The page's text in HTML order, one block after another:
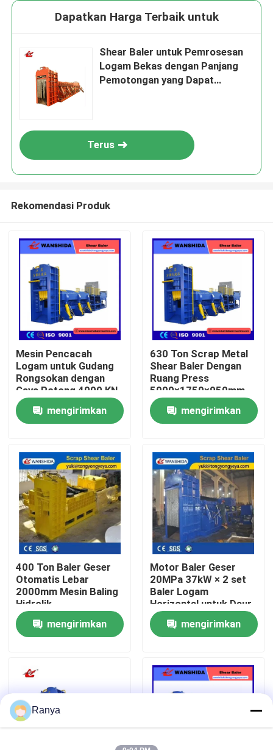
Rumah
Tentang Kami
Tur Pabrik
Kontrol Kualitas
Hubungi Kami
Berita
Kasus-kasus
Minta Kutipan
Dapatkan Harga Terbaik untuk
Shear Baler untuk Pemrosesan
Logam Bekas dengan Panjang
Pemotongan yang Dapat
Terus
Rekomendasi Produk
Mesin Pencacah
Logam untuk Gudang
Rongsokan dengan
Gaya Potong 4000 KN
dan Sistem Operasi
PLC Otomatis
mengirimkan
630 Ton Scrap Metal
Shear Baler Dengan
Ruang Press
5000×1750×950mm
Untuk Daur Ulang
Scrap Baja Dan
Persiapan Muatan
mengirimkan
400 Ton Baler Geser
Otomatis Lebar
2000mm Mesin Baling
Hidrolik
mengirimkan
Motor Baler Geser
20MPa 37kW × 2 set
Baler Logam
Horizontal untuk Daur
Ulang Logam
Rongsokan Berat
mengirimkan
Ranya